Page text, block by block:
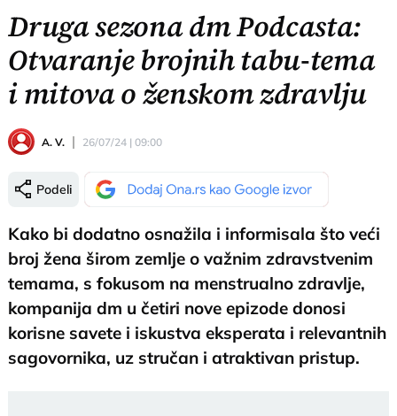
Druga sezona dm Podcasta:
Otvaranje brojnih tabu-tema
i mitova o ženskom zdravlju
A. V. 26/07/24 | 09:00
Podeli
Kako bi dodatno osnažila i informisala što veći
broj žena širom zemlje o važnim zdravstvenim
temama, s fokusom na menstrualno zdravlje,
kompanija dm u četiri nove epizode donosi
korisne savete i iskustva eksperata i relevantnih
sagovornika, uz stručan i atraktivan pristup.